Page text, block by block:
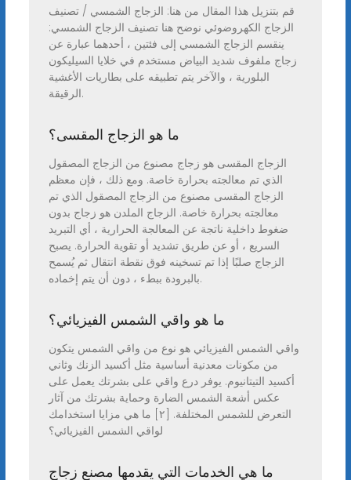
قم بتنزيل هذا المقال من هنا: الزجاج الشمسي / تصنيف
الزجاج الكهروضوئي نوضح هنا تصنيف الزجاج الشمسي:
ينقسم الزجاج الشمسي إلى فئتين ، أحدهما عبارة عن
زجاج ملفوف شديد البياض مستخدم في خلايا السيليكون
البلورية ، والآخر يتم تطبيقه على بطاريات الأغشية
الرقيقة.
ما هو الزجاج المقسى؟
الزجاج المقسى هو زجاج مصنوع من الزجاج المصقول
الذي تم معالجته بحرارة خاصة. ومع ذلك ، فإن معظم
الزجاج المقسى مصنوع من الزجاج المصقول الذي تم
معالجته بحرارة خاصة. الزجاج الملدن هو زجاج بدون
ضغوط داخلية ناتجة عن المعالجة الحرارية ، أي التبريد
السريع ، أو عن طريق تشديد أو تقوية الحرارة. يصبح
الزجاج صلبًا إذا تم تسخينه فوق نقطة انتقال ثم يُسمح
بالبرودة ببطء ، دون أن يتم إخماده.
ما هو واقي الشمس الفيزيائي؟
واقي الشمس الفيزيائي هو نوع من واقي الشمس يتكون
من مكونات معدنية أساسية مثل أكسيد الزنك وثاني
أكسيد التيتانيوم. يوفر درع واقي على بشرتك يعمل على
عكس أشعة الشمس الضارة وحماية بشرتك من آثار
التعرض للشمس المختلفة. [٢] ما هي مزايا استخدامك
لواقي الشمس الفيزيائي؟
ما هي الخدمات التي يقدمها مصنع زجاج